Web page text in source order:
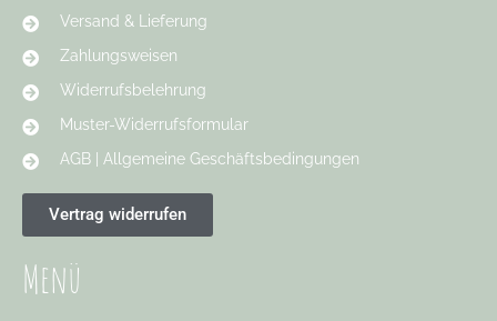
Versand & Lieferung
Zahlungsweisen
Widerrufsbelehrung
Muster-Widerrufsformular
AGB | Allgemeine Geschäftsbedingungen
Vertrag widerrufen
Menü